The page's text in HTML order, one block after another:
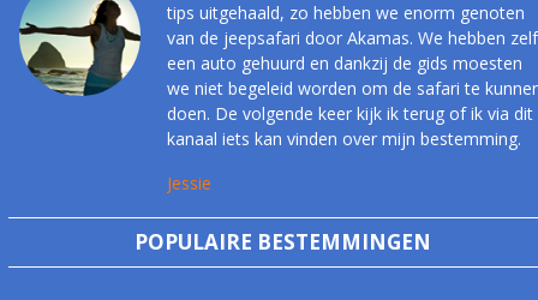
tips uitgehaald, zo hebben we enorm genoten
van de jeepsafari door Akamas. We hebben zelf
een auto gehuurd en dankzij de gids moesten
we niet begeleid worden om de safari te
doen. De volgende keer kijk ik terug of ik via dit
kanaal iets kan vinden over mijn bestemming.
Jessie
POPULAIRE BESTEMMINGEN